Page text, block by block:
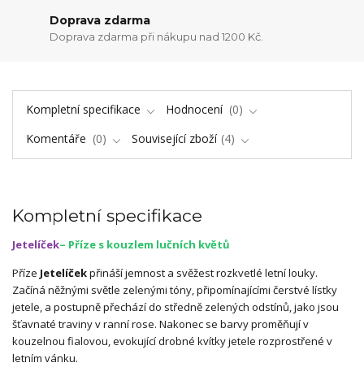
Doprava zdarma
Doprava zdarma při nákupu nad 1200 Kč.
Kompletní specifikace Hodnocení
0
Komentáře
0 Související zboží 4
Kompletní specifikace
Jetelíček– Příze s kouzlem lučních květů
Příze Jetelíčekpřináší jemnost a svěžest rozkvetlé letní louky.
Začíná něžnými světle zelenými tóny, připomínajícími čerstvé lístky
jetele, a postupně přechází do středně zelených odstínů, jako jsou
šťavnaté traviny v ranní rose. Nakonec se barvy proměňují v
kouzelnou fialovou, evokující drobné kvítky jetele rozprostřené v
letním vánku.